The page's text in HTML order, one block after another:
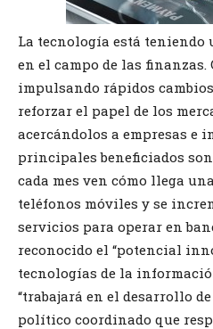
La tecnología está teniendo
en el campo de las finanzas.
impulsando rápidos
reforzar el papel de los
acercándolos a empresas e
principales beneficiados
cada mes ven cómo llega
teléfonos móviles y se
servicios para operar en
reconocido el “potencial
tecnologías de la
“trabajará en el desarrollo
político coordinado que